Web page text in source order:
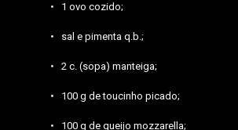
1 ovo cozido;
sal e pimenta q.b.;
2 c. (sopa) manteiga;
100 g de toucinho picado;
100 g de queijo mozzarella;